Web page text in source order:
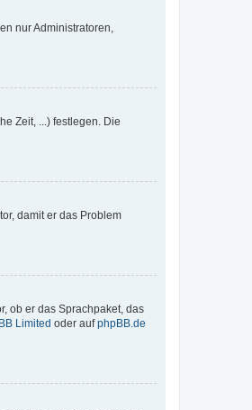
nur Administratoren,
Zeit, ...) festlegen. Die
damit er das Problem
ob er das Sprachpaket, das
Limited oder aufphpBB.de